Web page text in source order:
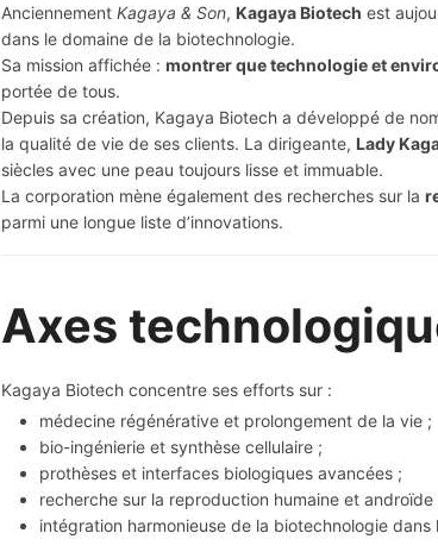
Anciennement Kagaya & Son, Kagaya Biotech est
dans le domaine de la biotechnologie.
Sa mission affichée : montrer que technologie et
portée de tous.
Depuis sa création, Kagaya Biotech a développé de
la qualité de vie de ses clients. La dirigeante, Lady
siècles avec une peau toujours lisse et immuable.
La corporation mène également des recherches sur la
parmi une longue liste d’innovations.
Axes
Kagaya Biotech concentre ses efforts sur :
médecine régénérative et prolongement de la vie ;
bio-ingénierie et synthèse cellulaire ;
prothèses et interfaces biologiques avancées ;
recherche sur la reproduction humaine et androïde
intégration harmonieuse de la biotechnologie dans